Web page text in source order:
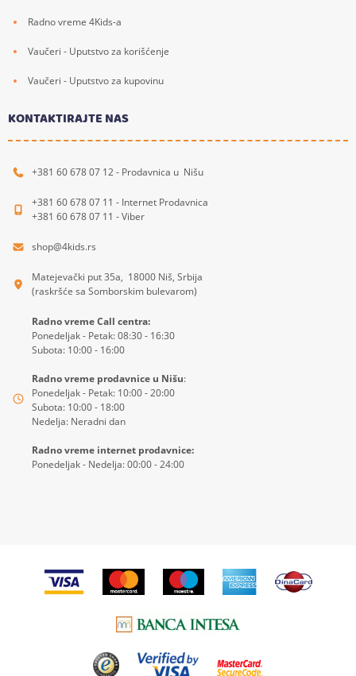
Radno vreme 4Kids-a
Vaučeri - Uputstvo za korišćenje
Vaučeri - Uputstvo za kupovinu
KONTAKTIRAJTE NAS
+381 60 678 07 12 - Prodavnica u Nišu
+381 60 678 07 11 - Internet Prodavnica
+381 60 678 07 11 - Viber
shop@4kids.rs
Matejevački put 35a, 18000 Niš, Srbija
(raskršće sa Somborskim bulevarom)
Radno vreme Call centra:
Ponedeljak - Petak: 08:30 - 16:30
Subota: 10:00 - 16:00
Radno vreme prodavnice u Nišu:
Ponedeljak - Petak: 10:00 - 20:00
Subota: 10:00 - 18:00
Nedelja: Neradni dan
Radno vreme internet prodavnice:
Ponedeljak - Nedelja: 00:00 - 24:00